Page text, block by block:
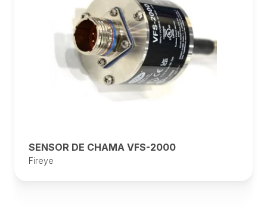
SENSOR DE CHAMA VFS-2000
Fireye